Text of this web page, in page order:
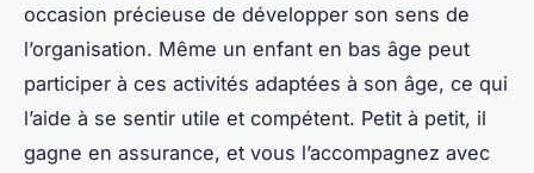
occasion précieuse de développer son sens de
l’organisation. Même un enfant en bas âge peut
participer à ces activités adaptées à son âge, ce qui
l’aide à se sentir utile et compétent. Petit à petit, il
gagne en assurance, et vous l’accompagnez avec